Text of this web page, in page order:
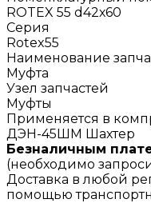
ROTEX 55 d42х60
Серия
Rotex55
Наименование
Муфта
Узел запчастей
Муфты
Применяется в
ДЭН-45ШМ Шахтер
Безналичным
(необходимо
Доставка в любой
помощью